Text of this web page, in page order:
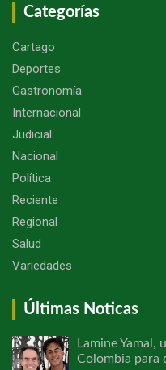
Categorías
Cartago
Deportes
Gastronomía
Internacional
Judicial
Nacional
Política
Reciente
Regional
Salud
Variedades
Últimas Noticas
Lamine Yamal,
Colombia para